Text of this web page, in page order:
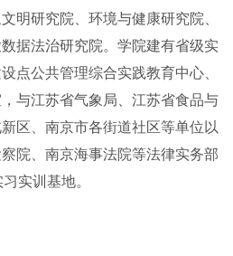
明研究院、环境与健康研究院、
据法治研究院。学院建有省级实
点公共管理综合实践教育中心、
与江苏省气象局、江苏省食品与
区、南京市各街道社区等单位以
院、南京海事法院等法律实务部
实训基地。